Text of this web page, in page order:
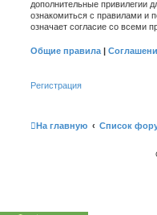
дополнительные привилегии
ознакомиться с правилами и
означает согласие со всеми
Общие правила |
Регистрация
На главную Список